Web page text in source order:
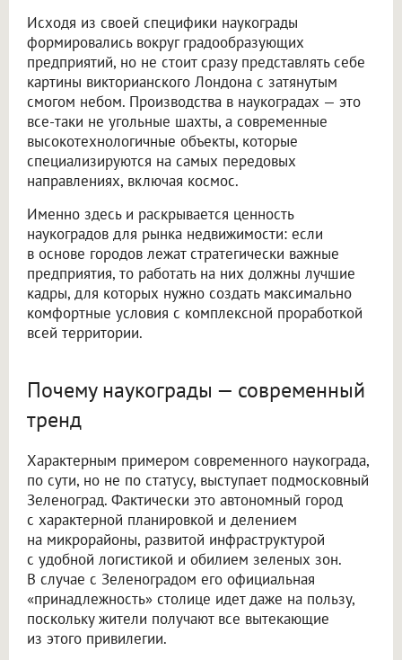
Исходя из своей специфики наукограды
формировались вокруг градообразующих
предприятий, но не стоит сразу представлять себе
картины викторианского Лондона с затянутым
смогом небом. Производства в наукоградах — это
все-таки не угольные шахты, а современные
высокотехнологичные объекты, которые
специализируются на самых передовых
направлениях, включая космос.
Именно здесь и раскрывается ценность
наукоградов для рынка недвижимости: если
в основе городов лежат стратегически важные
предприятия, то работать на них должны лучшие
кадры, для которых нужно создать максимально
комфортные условия с комплексной проработкой
всей территории.
Почему наукограды — современный
тренд
Характерным примером современного наукограда,
по сути, но не по статусу, выступает подмосковный
Зеленоград. Фактически это автономный город
с характерной планировкой и делением
на микрорайоны, развитой инфраструктурой
с удобной логистикой и обилием зеленых зон.
В случае с Зеленоградом его официальная
«принадлежность» столице идет даже на пользу,
поскольку жители получают все вытекающие
из этого привилегии.